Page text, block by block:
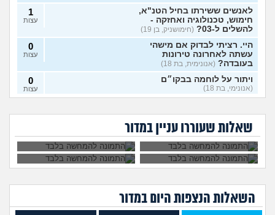
לאנשים ששירתו בחיל הטנ"א,
חימוש, טכנולוגיה ואחזקה -
להשלים ל-03?
(חימושניק, בן 19)
1
עצות
היי. רציתי לבדוק אם מישהי
עשתה לאחרונה טירונות
בעובדה? (אנונימית, בת 18)
0
עצות
ויתור על לוחמה בבקו״ם
(אנונימי, בת 18)
0
עצות
עושים אחרי?
לצאת מהצבא על נפשי (יוני, בן
19)
5
מיוני אשכול התעופה (ככככ, בן
0
מה דעתכם על מסלול מודאל
בחיל המודיעין? (צגצגצג, בן 18) עצות
שאלות שעוררו עניין במדור
אני רוצה להתגייס
ימנעו לצאת איתי?
השתחררתי מהצבא
ומתחרטת, אפשר
לחזור לשרת?
החיסונים בבקום, אני
יכולה לוותר?
צבא?
השאלות הנצפות היוםבמדור